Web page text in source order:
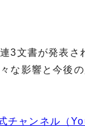
3文書が発表さ
な影響と今後
チャンネル（